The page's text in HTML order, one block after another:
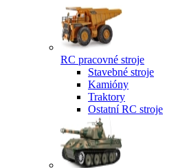
RC pracovné stroje
Stavebné stroje
Kamióny
Traktory
Ostatní RC stroje